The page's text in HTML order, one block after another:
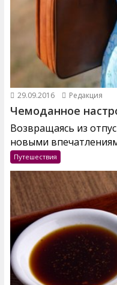
29.09.2016 Редакция
Чемоданное
Возвращаясь из
новыми
Путешествия